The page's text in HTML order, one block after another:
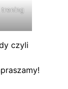
trening
czyli